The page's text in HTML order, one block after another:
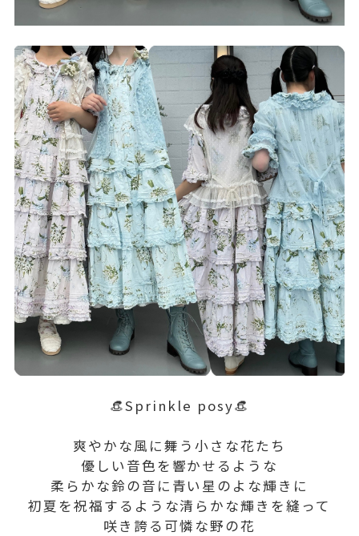
👒Sprinkle posy👒
爽やかな風に舞う小さな花たち
優しい音色を響かせるような
柔らかな鈴の音に青い星のよな輝きに
初夏を祝福するような清らかな輝きを縫って
咲き誇る可憐な野の花